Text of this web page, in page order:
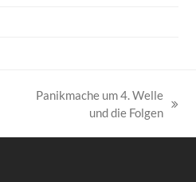
Panikmache um 4. Welle
und die Folgen